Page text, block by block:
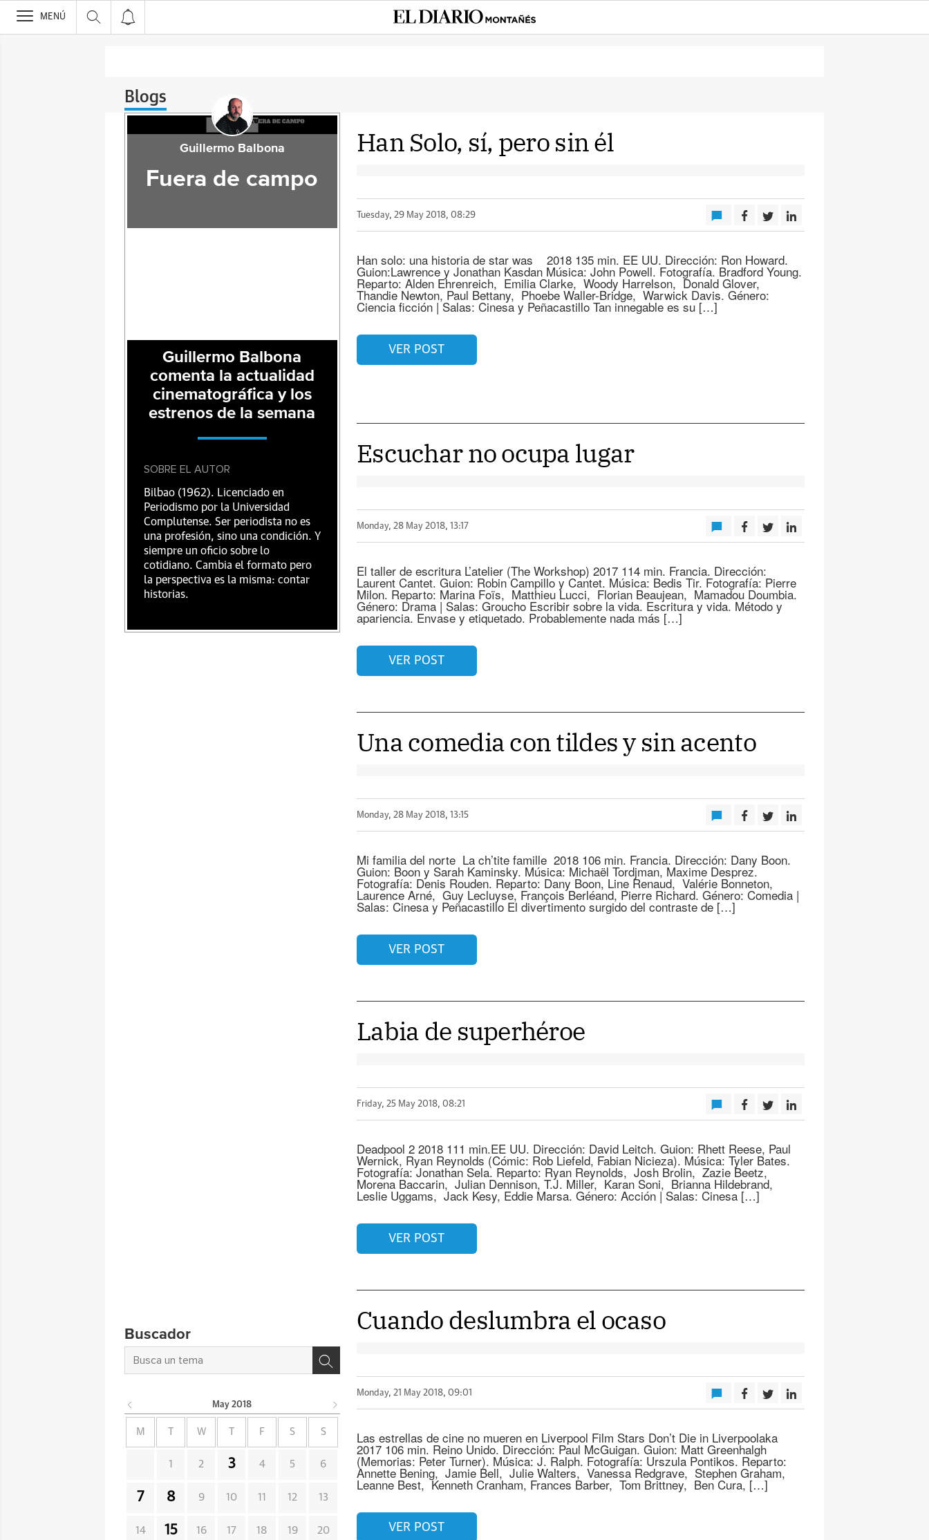
>
MENÚ
Blogs
Han Solo, sí, pero sin él
Tuesday, 29 May 2018, 08:29
Han solo: una historia de star was 2018 135 min. EE UU. Dirección: Ron Howard.
Guion:Lawrence y Jonathan Kasdan Música: John Powell. Fotografía. Bradford Young.
Reparto: Alden Ehrenreich, Emilia Clarke, Woody Harrelson, Donald Glover,
Thandie Newton, Paul Bettany, Phoebe Waller-Bridge, Warwick Davis. Género:
Ciencia ficción | Salas: Cinesa y Peñacastillo Tan innegable es su […]
VER POST
Escuchar no ocupa lugar
Monday, 28 May 2018, 13:17
El taller de escritura L’atelier (The Workshop) 2017 114 min. Francia. Dirección:
Laurent Cantet. Guion: Robin Campillo y Cantet. Música: Bedis Tir. Fotografía: Pierre
Milon. Reparto: Marina Foïs, Matthieu Lucci, Florian Beaujean, Mamadou Doumbia.
Género: Drama | Salas: Groucho Escribir sobre la vida. Escritura y vida. Método y
apariencia. Envase y etiquetado. Probablemente nada más […]
VER POST
Una comedia con tildes y sin acento
Monday, 28 May 2018, 13:15
Mi familia del norte La ch’tite famille 2018 106 min. Francia. Dirección: Dany Boon.
Guion: Boon y Sarah Kaminsky. Música: Michaël Tordjman, Maxime Desprez.
Fotografía: Denis Rouden. Reparto: Dany Boon, Line Renaud, Valérie Bonneton,
Laurence Arné, Guy Lecluyse, François Berléand, Pierre Richard. Género: Comedia |
Salas: Cinesa y Peñacastillo El divertimento surgido del contraste de […]
VER POST
Labia de superhéroe
Friday, 25 May 2018, 08:21
Deadpool 2 2018 111 min.EE UU. Dirección: David Leitch. Guion: Rhett Reese, Paul
Wernick, Ryan Reynolds (Cómic: Rob Liefeld, Fabian Nicieza). Música: Tyler Bates.
Fotografía: Jonathan Sela. Reparto: Ryan Reynolds, Josh Brolin, Zazie Beetz,
Morena Baccarin, Julian Dennison, T.J. Miller, Karan Soni, Brianna Hildebrand,
Leslie Uggams, Jack Kesy, Eddie Marsa. Género: Acción | Salas: Cinesa […]
VER POST
Cuando deslumbra el ocaso
Monday, 21 May 2018, 09:01
Las estrellas de cine no mueren en Liverpool Film Stars Don’t Die in Liverpoolaka
2017 106 min. Reino Unido. Dirección: Paul McGuigan. Guion: Matt Greenhalgh
(Memorias: Peter Turner). Música: J. Ralph. Fotografía: Urszula Pontikos. Reparto:
Annette Bening, Jamie Bell, Julie Walters, Vanessa Redgrave, Stephen Graham,
Leanne Best, Kenneth Cranham, Frances Barber, Tom Brittney, Ben Cura, […]
VER POST
Guillermo Balbona
Fuera de campo
Guillermo Balbona
comenta la actualidad
cinematográfica y los
estrenos de la semana
SOBRE EL AUTOR
Bilbao (1962). Licenciado en
Periodismo por la Universidad
Complutense. Ser periodista no es
una profesión, sino una condición. Y
siempre un oficio sobre lo
cotidiano. Cambia el formato pero
la perspectiva es la misma: contar
historias.
Buscador
May 2018
M W F S S
1 2 3 4 5 6
7 8 9 10 11 12 13
14 15 16 17 18 19 20